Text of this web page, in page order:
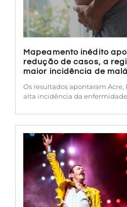
Mapeamento inédito
redução de casos, a
maior incidência de
Os resultados apontaram Acre,
alta incidência da